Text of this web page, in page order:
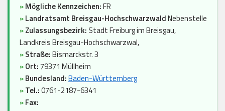
»Mögliche Kennzeichen:FR
»Landratsamt Breisgau-HochschwarzwaldNebenstelle
»Zulassungsbezirk: Stadt Freiburg im Breisgau,
Landkreis Breisgau-Hochschwarzwal,
»Straße:Bismarckstr. 3
»Ort:79371 Müllheim
»Bundesland:Baden-Württemberg
»Tel.:0761-2187-6341
»Fax: